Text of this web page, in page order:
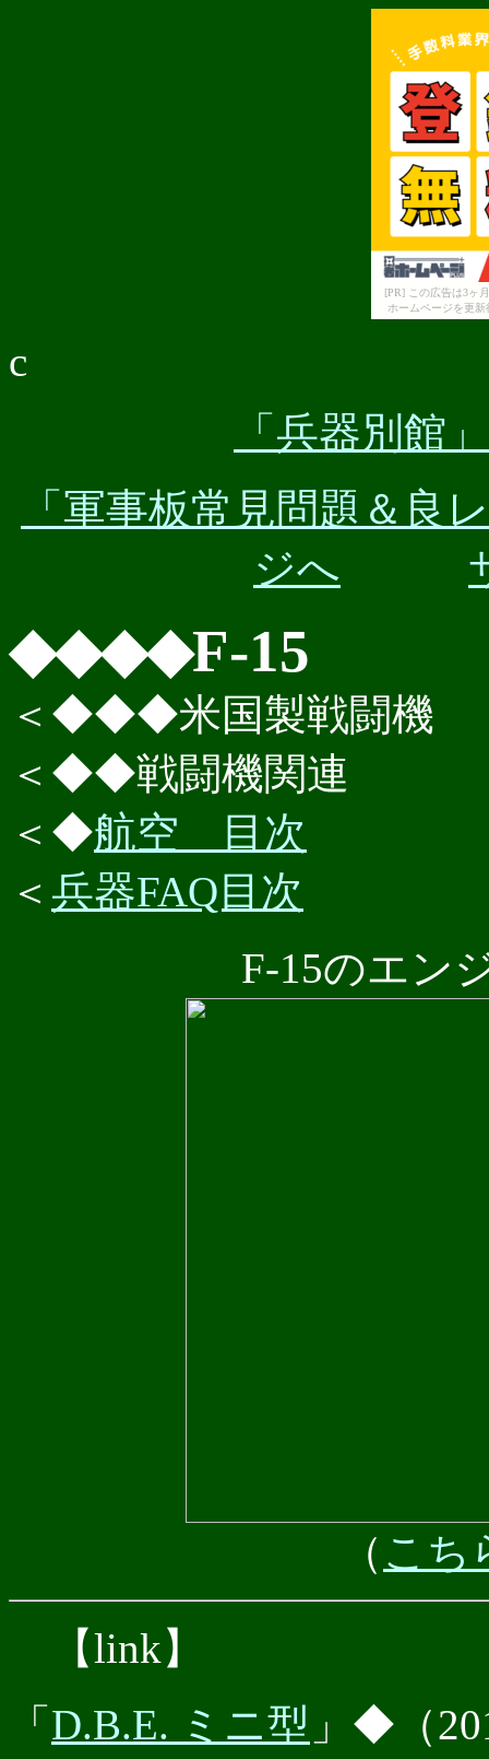
[PR] この広告は3ヶ
ホームページを更
c
「兵器別館
「軍事板常見問題＆良
ジへ
◆◆◆◆F-15
＜◆◆◆米国製戦闘機
＜◆◆戦闘機関連
＜◆航空 目次
＜ 兵器FAQ目次
F-15のエン
（ こち
【link】
「 D.B.E. ミニ型 」◆（